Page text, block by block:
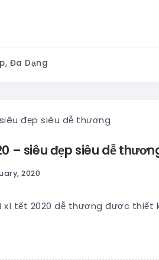
Đa Dạng
– siêu đẹp siêu dễ
2020
tết 2020 dễ thương được thiết